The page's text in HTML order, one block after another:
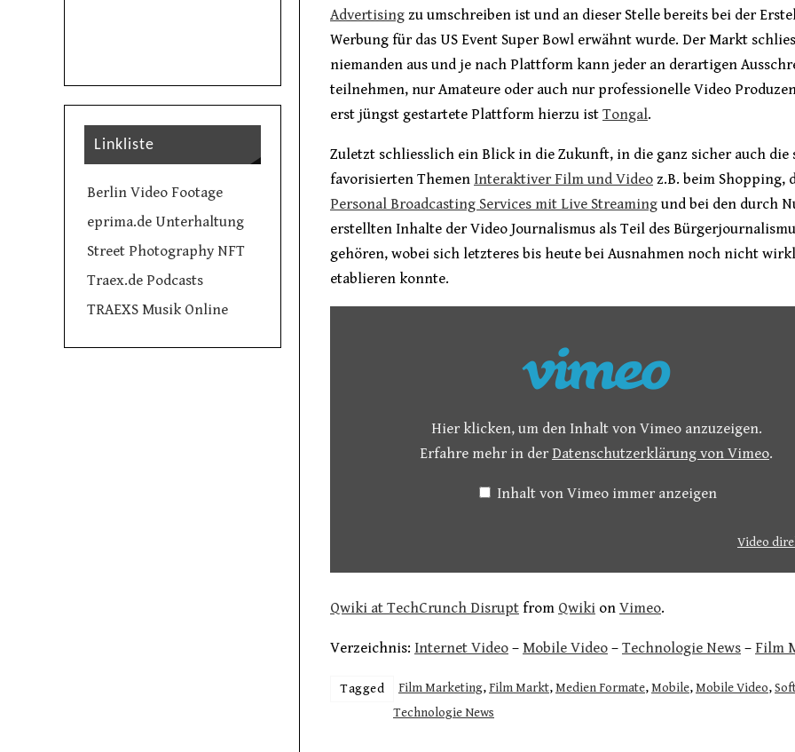
Advertising zu umschreiben ist und an dieser Stelle bereits bei der
Werbung für das US Event Super Bowl erwähnt wurde. Der Markt
niemanden aus und je nach Plattform kann jeder an derartigen
teilnehmen, nur Amateure oder auch nur professionelle Video
erst jüngst gestartete Plattform hierzu ist Tongal.
Zuletzt schliesslich ein Blick in die Zukunft, in die ganz sicher auch die
favorisierten Themen Interaktiver Film und Video z.B. beim Shopping,
Personal Broadcasting Services mit Live Streaming und bei den durch
erstellten Inhalte der Video Journalismus als Teil des
gehören, wobei sich letzteres bis heute bei Ausnahmen noch nicht
etablieren konnte.
Hier klicken, um den Inhalt von Vimeo anzuzeigen.
Erfahre mehr in der Datenschutzerklärung von Vimeo.
Inhalt von Vimeo immer anzeigen
Video
Qwiki at TechCrunch Disrupt from Qwiki on Vimeo.
Verzeichnis: Internet Video – Mobile Video – Technologie News – Film
Tagged Film Marketing,Film Markt,Medien Formate,Mobile,Mobile Video,
Technologie News
Linkliste
Berlin Video Footage
eprima.de Unterhaltung
Street Photography NFT
Traex.de Podcasts
TRAEXS Musik Online